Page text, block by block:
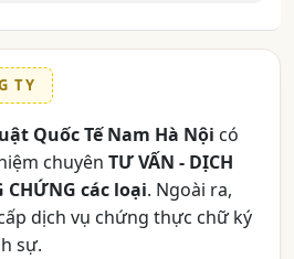
TY
Quốc Tế Nam Hà Nội có
chuyên TƯ VẤN - DỊCH
CHỨNG các loại. Ngoài ra,
dịch vụ chứng thực chữ ký
sự.